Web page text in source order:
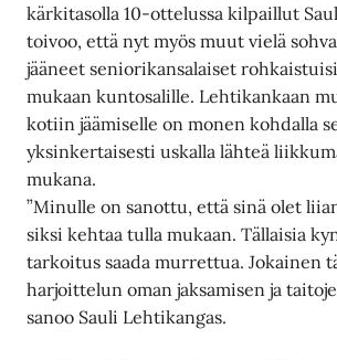
kärkitasolla 10-ottelussa kilpaillut
toivoo, että nyt myös muut vielä
jääneet seniorikansalaiset
mukaan kuntosalille. Lehtikankaan
kotiin jäämiselle on monen kohdalla
yksinkertaisesti uskalla lähteä
mukana.
”Minulle on sanottu, että sinä olet
siksi kehtaa tulla mukaan. Tällaisia
tarkoitus saada murrettua. Jokainen
harjoittelun oman jaksamisen ja
sanoo Sauli Lehtikangas.